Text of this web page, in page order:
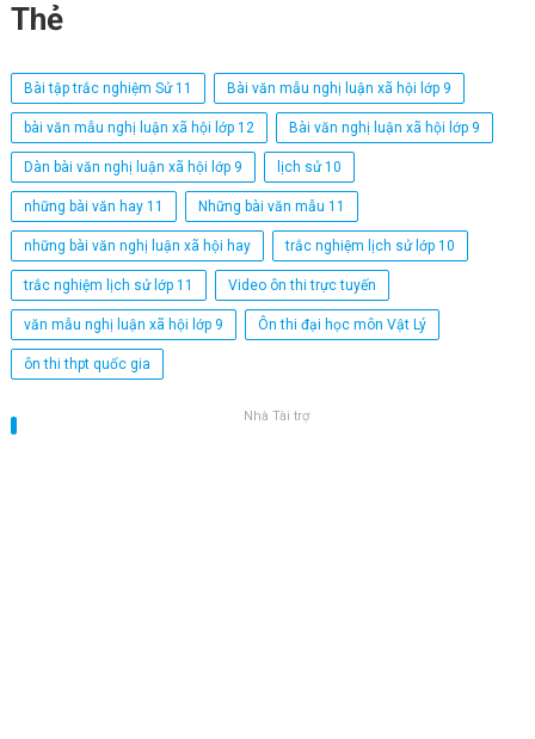
Thẻ
Bài tập trắc nghiệm Sử 11 Bài văn mẫu nghị luận xã hội lớp 9
bài văn mẫu nghị luận xã hội lớp 12 Bài văn nghị luận xã hội lớp 9
Dàn bài văn nghị luận xã hội lớp 9 lịch sử 10
những bài văn hay 11 Những bài văn mẫu 11
những bài văn nghị luận xã hội hay trắc nghiệm lịch sử lớp 10
trắc nghiệm lịch sử lớp 11 Video ôn thi trực tuyến
văn mẫu nghị luận xã hội lớp 9 Ôn thi đại học môn Vật Lý
ôn thi thpt quốc gia
Nhà Tài trợ